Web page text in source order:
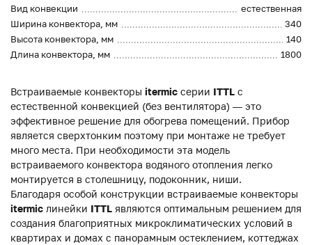
Вид конвекции
естественная
Ширина конвектора, мм
340
Высота конвектора, мм
140
Длина конвектора, мм
1800
Встраиваемые конвекторы itermic серии ITTL с
естественной конвекцией (без вентилятора) — это
эффективное решение для обогрева помещений. Прибор
является сверхтонким поэтому при монтаже не требует
много места. При необходимости эта модель
встраиваемого конвектора водяного отопления легко
монтируется в столешницу, подоконник, ниши.
Благодаря особой конструкции встраиваемые конвекторы
itermic линейки ITTL являются оптимальным решением для
создания благоприятных микроклиматических условий в
квартирах и домах с панорамным остеклением, коттеджах